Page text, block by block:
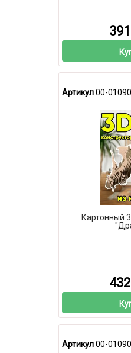
Артикул00-
Картонный
Артикул00-